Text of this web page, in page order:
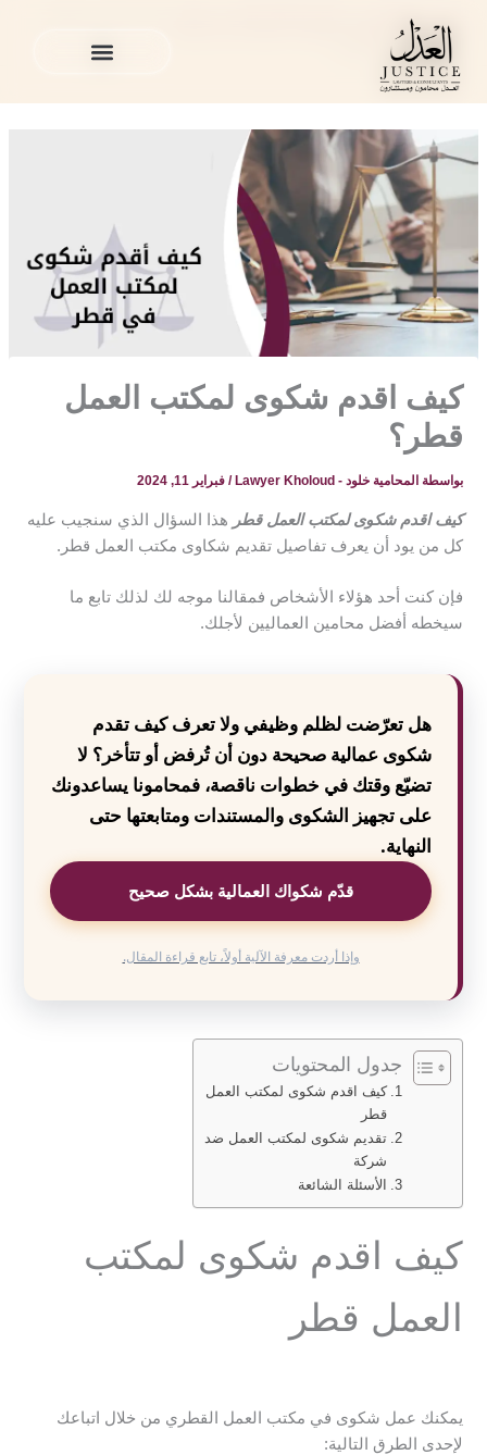
المحتوى
المدونة القانونية
لمكتب العمل قطر؟
كيف اقدم شكوى لمكتب العمل
قطر؟
بواسطة المحامية خلود - Lawyer Kholoud /فبراير 11, 2024
كيف اقدم شكوى لمكتب العمل قطر هذا السؤال الذي سنجيب عليه
كل من يود أن يعرف تفاصيل تقديم شكاوى مكتب العمل قطر.
فإن كنت أحد هؤلاء الأشخاص فمقالنا موجه لك لذلك تابع ما
سيخطه أفضل محامين العماليين لأجلك.
هل تعرّضت لظلم وظيفي ولا تعرف كيف تقدم
شكوى عمالية صحيحة دون أن تُرفض أو تتأخر؟ لا
تضيّع وقتك في خطوات ناقصة، فمحامونا يساعدونك
على تجهيز الشكوى والمستندات ومتابعتها حتى
النهاية.
قدّم شكواك العمالية بشكل صحيح
وإذا أردت معرفة الآلية أولاً، تابع قراءة المقال.
جدول المحتويات
كيف اقدم شكوى لمكتب العمل
قطر
تقديم شكوى لمكتب العمل ضد
شركة
الأسئلة الشائعة
كيف اقدم شكوى لمكتب
العمل قطر
يمكنك عمل شكوى في مكتب العمل القطري من خلال اتباعك
لإحدى الطرق التالية: